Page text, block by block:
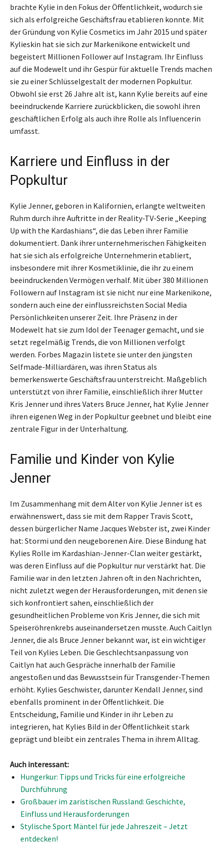
brachte Kylie in den Fokus der Öffentlichkeit, wodurch sie
sich als erfolgreiche Geschäftsfrau etablieren konnte. Mit
der Gründung von Kylie Cosmetics im Jahr 2015 und später
Kylieskin hat sie sich zur Markenikone entwickelt und
begeistert Millionen Follower auf Instagram. Ihr Einfluss
auf die Modewelt und ihr Gespür für aktuelle Trends machen
sie zu einer Schlüsselgestalt der modernen Popkultur.
Obwohl sie erst 26 Jahre alt ist, kann Kylie bereits auf eine
beeindruckende Karriere zurückblicken, die sowohl ihren
geschäftlichen Erfolg als auch ihre Rolle als Influencerin
umfasst.
Karriere und Einfluss in der
Popkultur
Kylie Jenner, geboren in Kalifornien, erlangte weltweiten
Ruhm durch ihre Auftritte in der Reality-TV-Serie „Keeping
Up with the Kardashians“, die das Leben ihrer Familie
dokumentiert. Dank ihrer unternehmerischen Fähigkeiten
hat sie sich als erfolgreiche Unternehmerin etabliert,
insbesondere mit ihrer Kosmetiklinie, die ihr zu einem
beeindruckenden Vermögen verhalf. Mit über 380 Millionen
Followern auf Instagram ist sie nicht nur eine Markenikone,
sondern auch eine der einflussreichsten Social Media
Persönlichkeiten unserer Zeit. Ihre Präsenz in der
Modewelt hat sie zum Idol der Teenager gemacht, und sie
setzt regelmäßig Trends, die von Millionen verfolgt
werden. Forbes Magazin listete sie unter den jüngsten
Selfmade-Milliardären, was ihren Status als
bemerkenswerte Geschäftsfrau unterstreicht. Maßgeblich
unterstützt von ihrer Familie, einschließlich ihrer Mutter
Kris Jenner und ihres Vaters Bruce Jenner, hat Kylie Jenner
ihren eigenen Weg in der Popkultur geebnet und bleibt eine
zentrale Figur in der Unterhaltung.
Familie und Kinder von Kylie
Jenner
Im Zusammenhang mit dem Alter von Kylie Jenner ist es
erwähnenswert, dass sie mit dem Rapper Travis Scott,
dessen bürgerlicher Name Jacques Webster ist, zwei Kinder
hat: Stormi und den neugeborenen Aire. Diese Bindung hat
Kylies Rolle im Kardashian-Jenner-Clan weiter gestärkt,
was deren Einfluss auf die Popkultur nur verstärkt hat. Die
Familie war in den letzten Jahren oft in den Nachrichten,
nicht zuletzt wegen der Herausforderungen, mit denen sie
sich konfrontiert sahen, einschließlich der
gesundheitlichen Probleme von Kris Jenner, die sich mit
Speiseröhrenkrebs auseinandersetzen musste. Auch Caitlyn
Jenner, die als Bruce Jenner bekannt war, ist ein wichtiger
Teil von Kylies Leben. Die Geschlechtsanpassung von
Caitlyn hat auch Gespräche innerhalb der Familie
angestoßen und das Bewusstsein für Transgender-Themen
erhöht. Kylies Geschwister, darunter Kendall Jenner, sind
ebenfalls prominent in der Öffentlichkeit. Die
Entscheidung, Familie und Kinder in ihr Leben zu
integrieren, hat Kylies Bild in der Öffentlichkeit stark
geprägt und bleibt ein zentrales Thema in ihrem Alltag.
Auch interessant:
Hungerkur: Tipps und Tricks für eine erfolgreiche
Durchführung
Großbauer im zaristischen Russland: Geschichte,
Einfluss und Herausforderungen
Stylische Sport Mäntel für jede Jahreszeit – Jetzt
entdecken!